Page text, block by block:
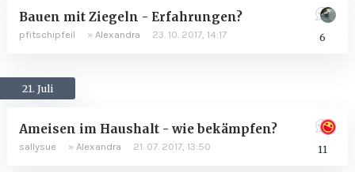
6
Bauen mit Ziegeln - Erfahrungen?
pfitschipfeil » Alexandra 23. 10. 2017, 14:17
21. Juli
11
Ameisen im Haushalt - wie bekämpfen?
sallysue » Alexandra 21. 07. 2017, 13:50